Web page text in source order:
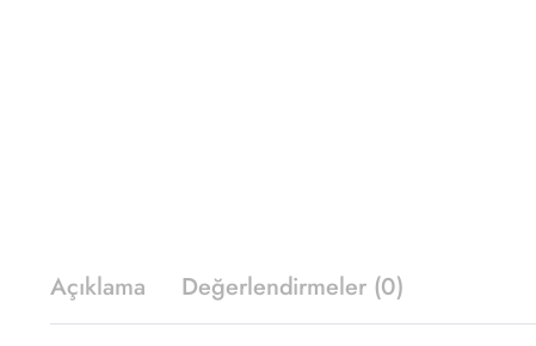
Açıklama Değerlendirmeler (0)